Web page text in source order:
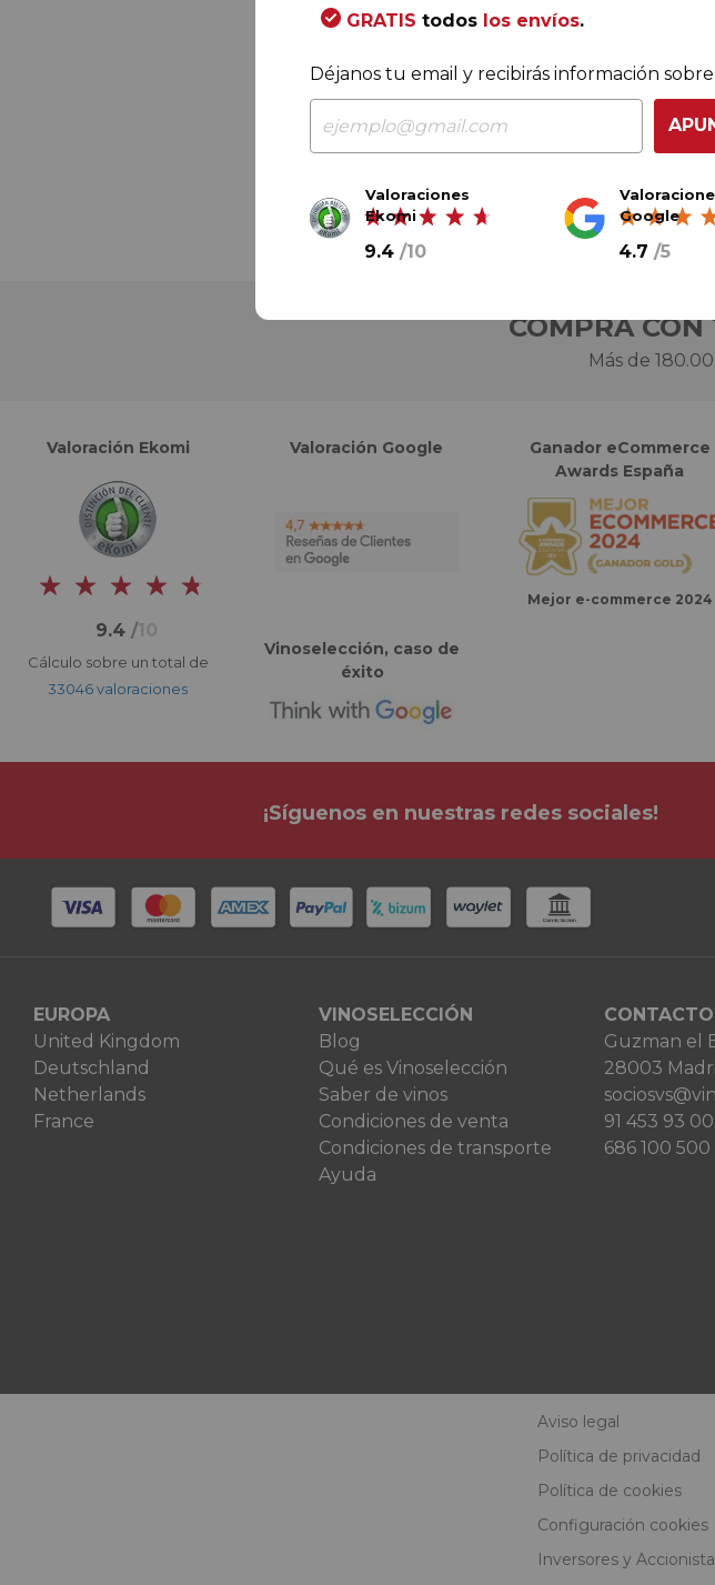
42,00 €
€ / botella
AÑADIR AL
COMPRA
Más de
Valoración Ekomi
9.4 /10
Cálculo sobre un total de
33046 valoraciones
Valoración Google
Vinoselección, caso de
éxito
Ganador eCommerce
Awards España
Mejor e-commerce 2024
¡Síguenos en nuestras redes sociales!
EUROPA
United Kingdom
Deutschland
Netherlands
France
VINOSELECCIÓN
Blog
Qué es Vinoselección
Saber de vinos
Condiciones de venta
Condiciones de transporte
Ayuda
CONTACTO
Guzman el
28003
91 453 93 00
686 100 500
Aviso legal
Política de privacidad
Política de cookies
Configuración cookies
Inversores y
GRATIS todos los envíos.
Déjanos tu email y recibirás información
Valoraciones
Ekomi
9.4 /10
Google
4.7 /5